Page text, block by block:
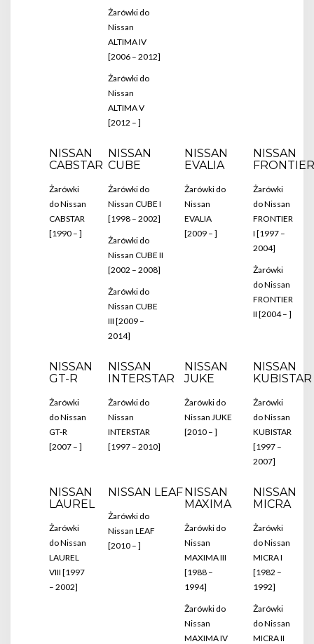
Żarówki do
Nissan
ALTIMA IV
[2006 – 2012]
Żarówki do
Nissan
ALTIMA V
[2012 – ]
NISSAN
CABSTAR
Żarówki
do Nissan
CABSTAR
[1990 – ]
NISSAN
CUBE
Żarówki do
Nissan CUBE I
[1998 – 2002]
Żarówki do
Nissan CUBE II
[2002 – 2008]
Żarówki do
Nissan CUBE
III [2009 –
2014]
NISSAN
EVALIA
Żarówki do
Nissan
EVALIA
[2009 – ]
NISSAN
FRONTIER
Żarówki
do Nissan
FRONTIER
I [1997 –
2004]
Żarówki
do Nissan
FRONTIER
II [2004 – ]
NISSAN
GT-R
Żarówki
do Nissan
GT-R
[2007 – ]
NISSAN
INTERSTAR
Żarówki do
Nissan
INTERSTAR
[1997 – 2010]
NISSAN
JUKE
Żarówki do
Nissan JUKE
[2010 – ]
NISSAN
KUBISTAR
Żarówki
do Nissan
KUBISTAR
[1997 –
2007]
NISSAN
LAUREL
Żarówki
do Nissan
LAUREL
VIII [1997
– 2002]
NISSAN LEAF
Żarówki do
Nissan LEAF
[2010 – ]
NISSAN
MAXIMA
Żarówki do
Nissan
MAXIMA III
[1988 –
1994]
Żarówki do
Nissan
MAXIMA IV
NISSAN
MICRA
Żarówki
do Nissan
MICRA I
[1982 –
1992]
Żarówki
do Nissan
MICRA II